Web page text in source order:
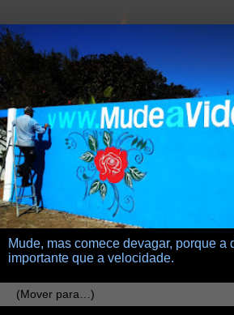
Mude, mas comece devagar, porque a
importante que a velocidade.